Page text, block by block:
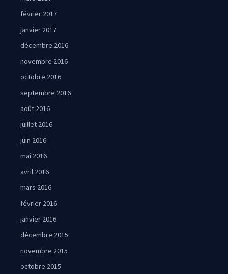
février 2017
janvier 2017
décembre 2016
novembre 2016
octobre 2016
septembre 2016
août 2016
juillet 2016
juin 2016
mai 2016
avril 2016
mars 2016
février 2016
janvier 2016
décembre 2015
novembre 2015
octobre 2015